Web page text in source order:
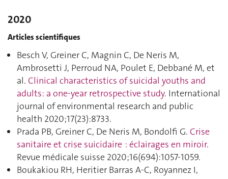
2020
Articles scientifiques
Besch V, Greiner C, Magnin C, De Neris M,
Ambrosetti J, Perroud NA, Poulet E, Debbané M, et
al. Clinical characteristics of suicidal youths and
adults: a one-year retrospective study. International
journal of environmental research and public
health 2020;17(23):8733.
Prada PB, Greiner C, De Neris M, Bondolfi G. Crise
sanitaire et crise suicidaire : éclairages en miroir.
Revue médicale suisse 2020;16(694):1057‑1059.
Boukakiou RH, Heritier Barras A-C, Royannez I,